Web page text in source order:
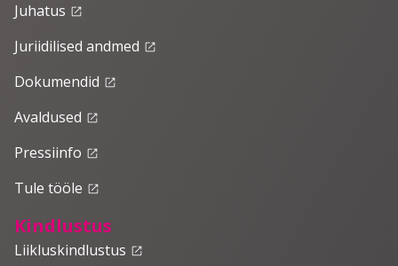
Juhatus launch
Juriidilised andmed launch
Dokumendid launch
Avaldused launch
Pressiinfo launch
Tule tööle launch
Kindlustus
Liikluskindlustus launch